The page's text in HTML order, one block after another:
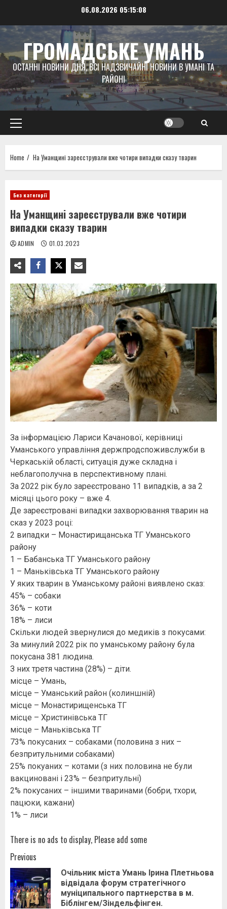
content
06.08.2026 05:15:09
ГРОМАДСЬКЕ УМАНЬ
ОСТАННІ НОВИНИ ДНЯ, ВСІ НАДЗВИЧАЙНІ НОВИНИ В УМАНІ ТА
РАЙОНІ
Primary
Menu
Home На Уманщині зареєстрували вже чотири випадки сказу тварин
Без категорії
На Уманщині зареєстрували вже чотири
випадки сказу тварин
ADMIN 01.03.2023
За інформацією Лариси Качанової, керівниці
Уманського управління держпродспоживслужби в
Черкаській області, ситуація дуже складна і
неблагополучна в перспективному плані.
За 2022 рік було зареєстровано 11 випадків, а за 2
місяці цього року – вже 4.
Де зареєстровані випадки захворювання тварин на
сказ у 2023 році:
2 випадки – Монастирищанська ТГ Уманського
району
1 – Бабанська ТГ Уманського району
1 – Маньківська ТГ Уманського району
У яких тварин в Уманському районі виявлено сказ:
45% – собаки
36% – коти
18% – лиси
Скільки людей звернулися до медиків з покусами:
За минулий 2022 рік по уманському району була
покусана 381 людина.
З них третя частина (28%) – діти.
місце – Умань,
місце – Уманський район (колиншній)
місце – Монастирищенська ТГ
місце – Христинівська ТГ
місце – Маньківська ТГ
73% покусаних – собаками (половина з них –
безпритульними собаками)
25% покуаних – котами (з них половина не були
вакциновані і 23% – безпритульні)
2% покусаних – іншими тваринами (бобри, тхори,
пацюки, кажани)
1% – лиси
There is no ads to display, Please add some
Post
navigation
Previous
Очільник міста Умань Ірина Плетньова
відвідала форум стратегічного
муніципального партнерства в м.
Біблінгем/Зіндельфінген.